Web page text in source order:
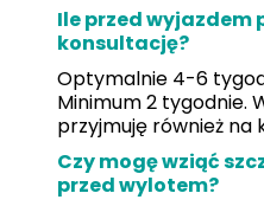
Ile przed wyjazdem
konsultację?
Optymalnie 4-6
Minimum 2 tygodnie.
przyjmuję również na
Czy mogę wziąć
przed wylotem?